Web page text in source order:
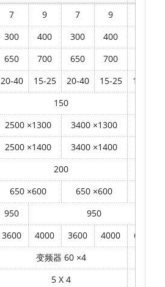
7
9 7 9
300
400 300 400
650
700 650 700
20-40
15-25 20-40 15-25
15-35
150
2500 ×1300 3400 ×1300
2500 ×1400 3400 ×1400
200
650 ×600 650 ×600
950
950
3600
4000 3600 4000
6000
变频器 60 ×4
5 X 4